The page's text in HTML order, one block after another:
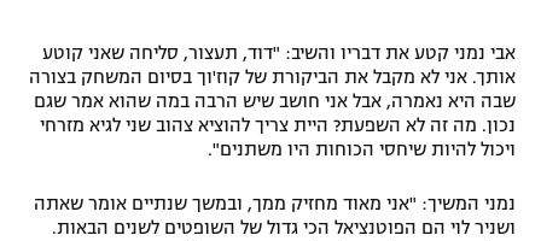
אבי נמני קטע את דבריו והשיב: "דוד, תעצור, סליחה שאני קוטע
אותך. אני לא מקבל את הביקורת של קוז'וך בסיום המשחק בצורה
שבה היא נאמרה, אבל אני חושב שיש הרבה במה שהוא אמר שגם
נכון. מה זה לא השפעת? היית צריך להוציא צהוב שני לגיא מזרחי
ויכול להיות שיחסי הכוחות היו משתנים".
נמני המשיך: "אני מאוד מחזיק ממך, ובמשך שנתיים אומר שאתה
ושניר לוי הם הפוטנציאל הכי גדול של השופטים לשנים הבאות.